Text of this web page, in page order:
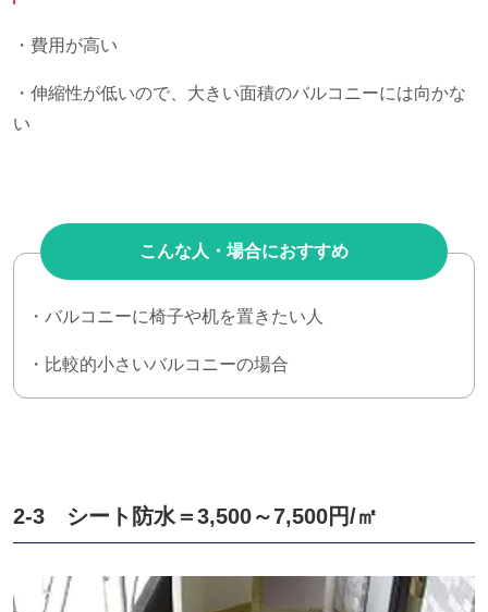
・費用が高い
・伸縮性が低いので、大きい面積のバルコニーには向かな
い
こんな人・場合におすすめ
・バルコニーに椅子や机を置きたい人
・比較的小さいバルコニーの場合
2-3 シート防水＝3,500～7,500円/㎡